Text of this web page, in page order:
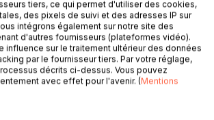
mais surtout la qualité de plantes
retrouvés.
et nappes phréatiques
les micro-organismes et
« laboureurs de la terre » ; les vers de
tiers, ce qui permet d'utiliser des cookies,
des pixels de suivi et des adresses IP sur
intégrons également sur notre site des
d'autres fournisseurs (plateformes vidéo).
influence sur le traitement ultérieur des données
par le fournisseur tiers. Par votre réglage,
décrits ci-dessus. Vous pouvez
avec effet pour l'avenir. (Mentions